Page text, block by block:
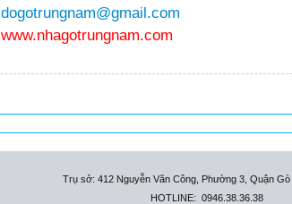
dogotrungnam@gmail.com
www.nhagotrungnam.com
Trụ sở: 412 Nguyễn Văn Công, Phường 3, Quận
HOTLINE: 0946.38.36.38